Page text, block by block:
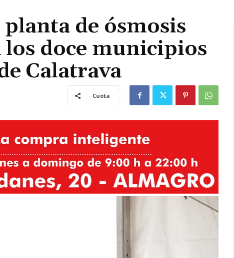
de ósmosis
los doce municipios
Calatrava
Cuota